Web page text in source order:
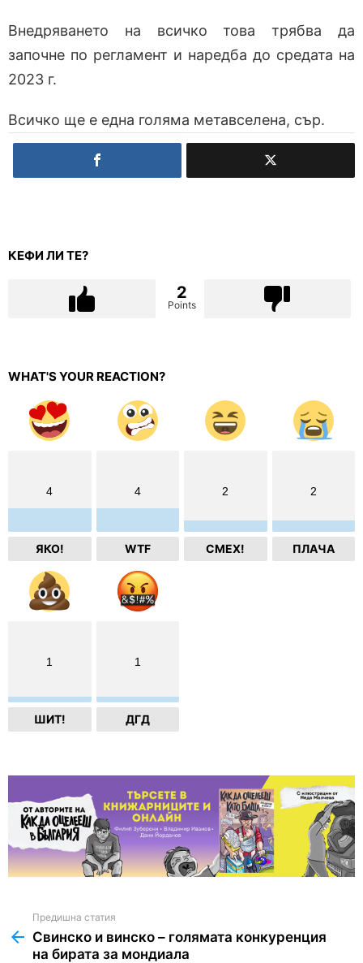
Внедряването на всичко това трябва да
започне по регламент и наредба до средата на
2023 г.
Всичко ще е една голяма метавселена, сър.
КЕФИ ЛИ ТЕ?
2
Points
WHAT'S YOUR REACTION?
4
ЯКО!
4
WTF
2
СМЕХ!
2
ПЛАЧА
1
ШИТ!
1
ДГД
more
Предишна статия
Свинско и винско – голямата конкуренция
на бирата за мондиала